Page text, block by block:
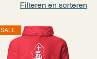
Filteren en sorteren
SALE